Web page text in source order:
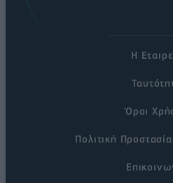
Η
Όροι
Πολιτική